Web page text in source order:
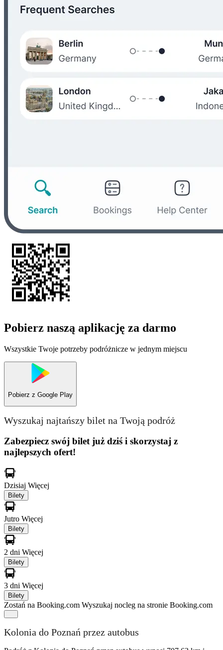
Pobierz naszą aplikację za darmo
Wszystkie Twoje potrzeby podróżnicze w jednym miejscu
Pobierz z Google Play
Wyszukaj najtańszy bilet na Twoją podróż
Zabezpiecz swój bilet już dziś i skorzystaj z
najlepszych ofert!
Dzisiaj Więcej
Bilety
Jutro Więcej
Bilety
2 dni Więcej
Bilety
3 dni Więcej
Bilety
Zostań na Booking.com Wyszukaj nocleg na stronie Booking.com
Kolonia do Poznań przez autobus